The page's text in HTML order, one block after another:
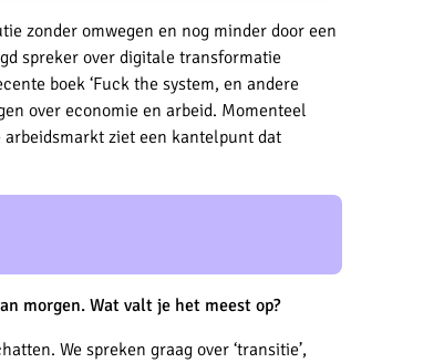
zonder omwegen en nog minder door een
spreker over digitale transformatie
boek ‘Fuck the system, en andere
over economie en arbeid. Momenteel
ziet een kantelpunt dat
morgen. Wat valt je het meest op?
We spreken graag over ‘transitie’,